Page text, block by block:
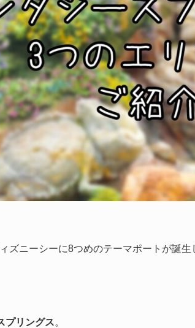
ズニーシーに8つめのテーマポートが誕生
プリングス。